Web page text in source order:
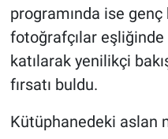
programında ise genç
fotoğrafçılar
katılarak yenilikçi
fırsatı buldu.
Kütüphanedeki aslan